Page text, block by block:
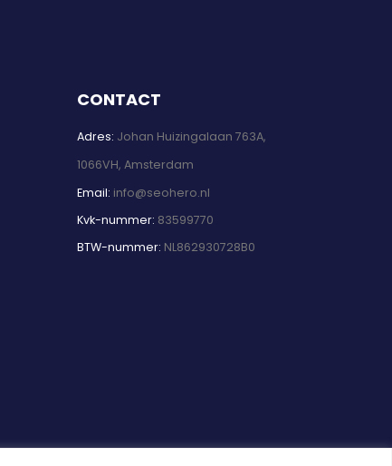
CONTACT
Adres: Johan Huizingalaan 763A,
1066VH, Amsterdam
Email: info@seohero.nl
Kvk-nummer: 83599770
BTW-nummer: NL862930728B0